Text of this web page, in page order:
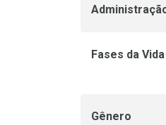
Fases da Vida
Gênero